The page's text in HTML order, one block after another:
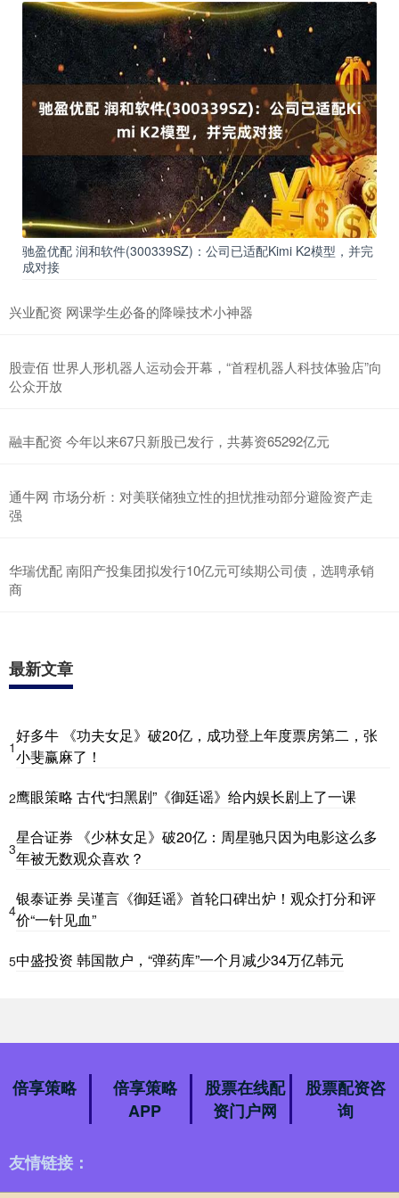
驰盈优配 润和软件(300339SZ)：公司已适配Kimi K2模型，并完
成对接
兴业配资 网课学生必备的降噪技术小神器
股壹佰 世界人形机器人运动会开幕，“首程机器人科技体验店”向
公众开放
融丰配资 今年以来67只新股已发行，共募资65292亿元
通牛网 市场分析：对美联储独立性的担忧推动部分避险资产走
强
华瑞优配 南阳产投集团拟发行10亿元可续期公司债，选聘承销
商
最新文章
1
好多牛 《功夫女足》破20亿，成功登上年度票房第二，张
小斐赢麻了！
2鹰眼策略 古代“扫黑剧”《御廷谣》给内娱长剧上了一课
3
星合证券 《少林女足》破20亿：周星驰只因为电影这么多
年被无数观众喜欢？
4
银泰证券 吴谨言《御廷谣》首轮口碑出炉！观众打分和评
价“一针见血”
5中盛投资 韩国散户，“弹药库”一个月减少34万亿韩元
倍享策略
倍享策略
APP
股票在线配
资门户网
股票配资咨
询
友情链接：